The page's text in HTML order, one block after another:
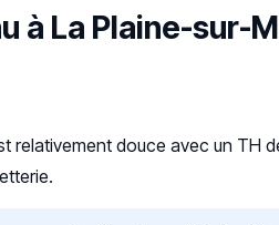
à La Plaine-sur-
relativement douce avec un TH